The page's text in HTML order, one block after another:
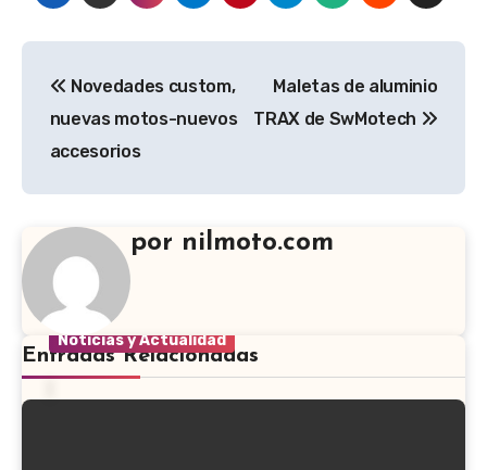
Novedades custom,
nuevas motos-nuevos
accesorios
Maletas de aluminio
TRAX de SwMotech
por nilmoto.com
Entradas Relacionadas
Accesorios moto
Noticias y Actualidad
Promoción Cashback Cardo – Hasta 73€